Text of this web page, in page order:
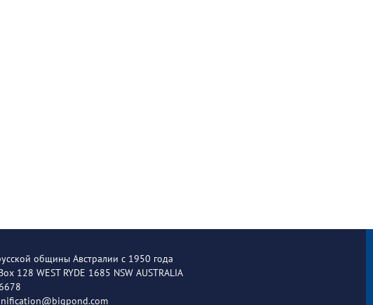
общины Австралии с 1950 года
128 WEST RYDE 1685 NSW AUSTRALIA